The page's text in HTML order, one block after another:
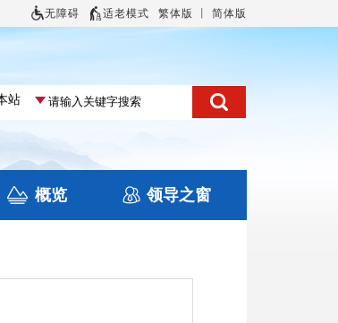
无障碍 适老模式 繁体版 简体版
概览 领导之窗